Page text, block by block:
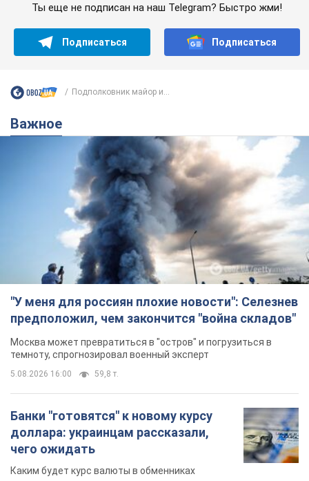
Ты еще не подписан на наш Telegram? Быстро жми!
Подписаться Подписаться
Подполковник майор и...
Важное
"У меня для россиян плохие новости": Селезнев
предположил, чем закончится "война складов"
Москва может превратиться в "остров" и погрузиться в
темноту, спрогнозировал военный эксперт
5.08.2026 16:00 59,8 т.
Банки "готовятся" к новому курсу
доллара: украинцам рассказали,
чего ожидать
Каким будет курс валюты в обменниках